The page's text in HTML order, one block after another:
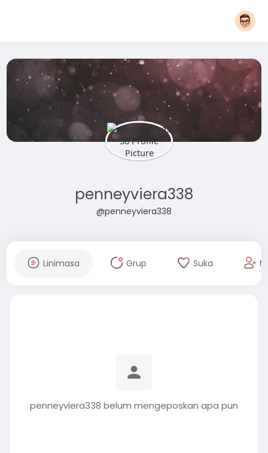
penneyviera338
@penneyviera338
Linimasa Grup Suka
penneyviera338 belum mengeposkan apa pun